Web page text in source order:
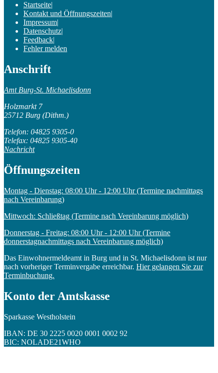
Startseite|
Kontakt und Öffnungszeiten|
Impressum|
Datenschutz|
Feedback|
Fehler melden
Anschrift
Amt Burg-St. Michaelisdonn
Holzmarkt 7
25712 Burg (Dithm.)
Telefon: 04825 9305-0
Telefax: 04825 9305-40
Nachricht
Öffnungszeiten
Montag - Dienstag: 08:00 Uhr - 12:00 Uhr (Termine nachmittags
nach Vereinbarung)
Mittwoch: Schließtag (Termine nach Vereinbarung möglich)
Donnerstag - Freitag: 08:00 Uhr - 12:00 Uhr (Termine
donnerstagnachmittags nach Vereinbarung möglich)
Das Einwohnermeldeamt in Burg und in St. Michaelisdonn ist nur
nach vorheriger Terminvergabe erreichbar. Hier gelangen Sie zur
Terminbuchung.
Konto der Amtskasse
Sparkasse Westholstein
IBAN: DE 30 2225 0020 0001 0002 92
BIC: NOLADE21WHO